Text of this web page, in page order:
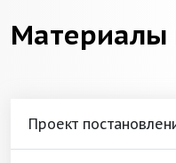
Материалы
Проект